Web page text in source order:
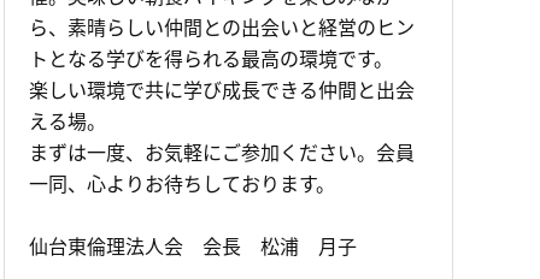
ら、素晴らしい仲間との出会いと経営のヒン
トとなる学びを得られる最高の環境です。
楽しい環境で共に学び成長できる仲間と出会
える場。
まずは一度、お気軽にご参加ください。会員
一同、心よりお待ちしております。
仙台東倫理法人会 会長 松浦 月子